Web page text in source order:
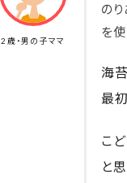
2歳・男の子ママ
の
を
海
最
こ
と